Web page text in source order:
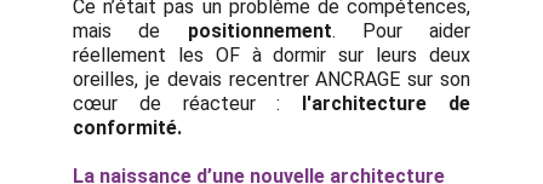
Ce n’était pas un problème de compétences,
mais de positionnement. Pour aider
réellement les OF à dormir sur leurs deux
oreilles, je devais recentrer ANCRAGE sur son
cœur de réacteur : l'architecture de
conformité.
La naissance d’une nouvelle architecture